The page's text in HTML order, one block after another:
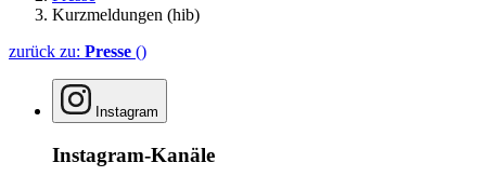
Kurzmeldungen (hib)
zurück zu: Presse ()
Instagram
Instagram-Kanäle